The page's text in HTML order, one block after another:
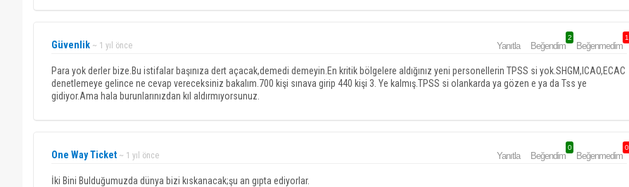
Güvenlik ~ 1 yıl önce Yanıtla Beğendim
2
Beğenmedim
1
Para yok derler bize.Bu istifalar başınıza dert açacak,demedi demeyin.En kritik bölgelere aldığınız yeni personellerin TPSS si yok.SHGM,ICAO,ECAC
denetlemeye gelince ne cevap vereceksiniz bakalım.700 kişi sınava girip 440 kişi 3. Ye kalmış.TPSS si olankarda ya gözen e ya da Tss ye
gidiyor.Ama hala burunlarınızdan kıl aldırmıyorsunuz.
One Way Ticket ~ 1 yıl önce Yanıtla Beğendim
0
Beğenmedim
0
İki Bini Bulduğumuzda dünya bizi kıskanacak;şu an gıpta ediyorlar.